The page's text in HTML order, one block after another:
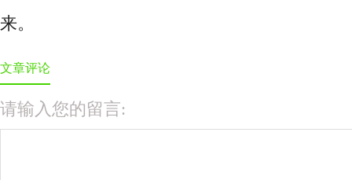
来。
文章评论
请输入您的留言: